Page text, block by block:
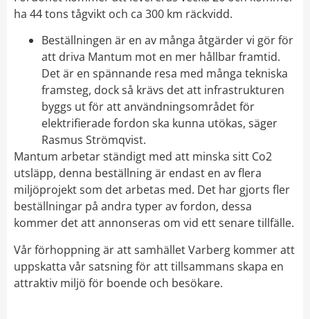
ha 44 tons tågvikt och ca 300 km räckvidd.
Beställningen är en av många åtgärder vi gör för
att driva Mantum mot en mer hållbar framtid.
Det är en spännande resa med många tekniska
framsteg, dock så krävs det att infrastrukturen
byggs ut för att användningsområdet för
elektrifierade fordon ska kunna utökas, säger
Rasmus Strömqvist.
Mantum arbetar ständigt med att minska sitt Co2
utsläpp, denna beställning är endast en av flera
miljöprojekt som det arbetas med. Det har gjorts fler
beställningar på andra typer av fordon, dessa
kommer det att annonseras om vid ett senare tillfälle.
Vår förhoppning är att samhället Varberg kommer att
uppskatta vår satsning för att tillsammans skapa en
attraktiv miljö för boende och besökare.